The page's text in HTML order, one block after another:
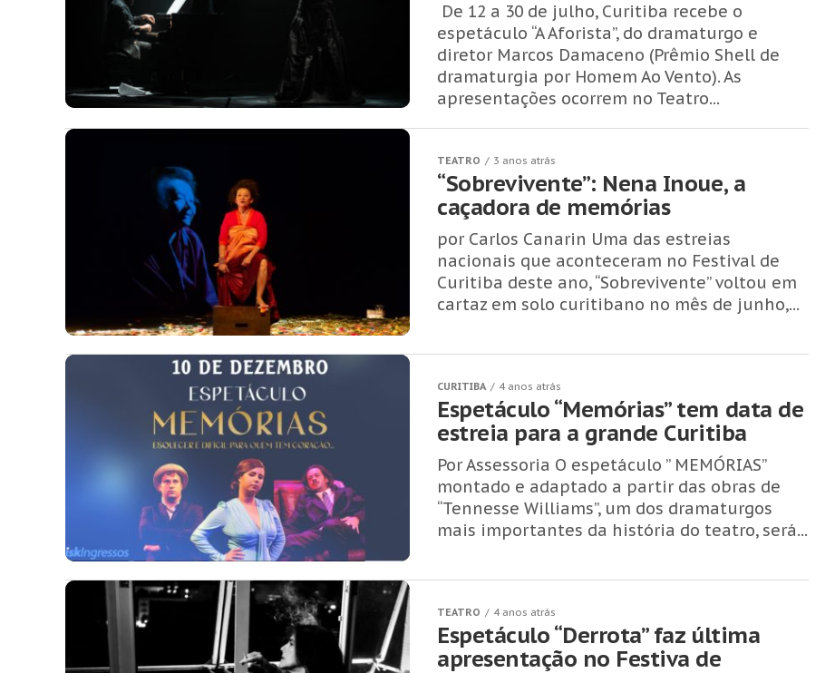
De 12 a 30 de julho, Curitiba recebe o
espetáculo “A Aforista”, do dramaturgo e
diretor Marcos Damaceno (Prêmio Shell de
dramaturgia por Homem Ao Vento). As
apresentações ocorrem no Teatro...
TEATRO 3 anos atrás
“Sobrevivente”: Nena Inoue, a
caçadora de memórias
por Carlos Canarin Uma das estreias
nacionais que aconteceram no Festival de
Curitiba deste ano, “Sobrevivente” voltou em
cartaz em solo curitibano no mês de junho,...
CURITIBA 4 anos atrás
Espetáculo “Memórias” tem data de
estreia para a grande Curitiba
Por Assessoria O espetáculo ” MEMÓRIAS”
montado e adaptado a partir das obras de
“Tennesse Williams”, um dos dramaturgos
mais importantes da história do teatro, será...
TEATRO 4 anos atrás
Espetáculo “Derrota” faz última
apresentação no Festiva de